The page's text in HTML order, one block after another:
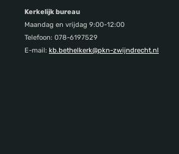
Kerkelijk bureau
Maandag en vrijdag 9:00-12:00
Telefoon: 078-6197529
E-mail: kb.bethelkerk@pkn-zwijndrecht.nl